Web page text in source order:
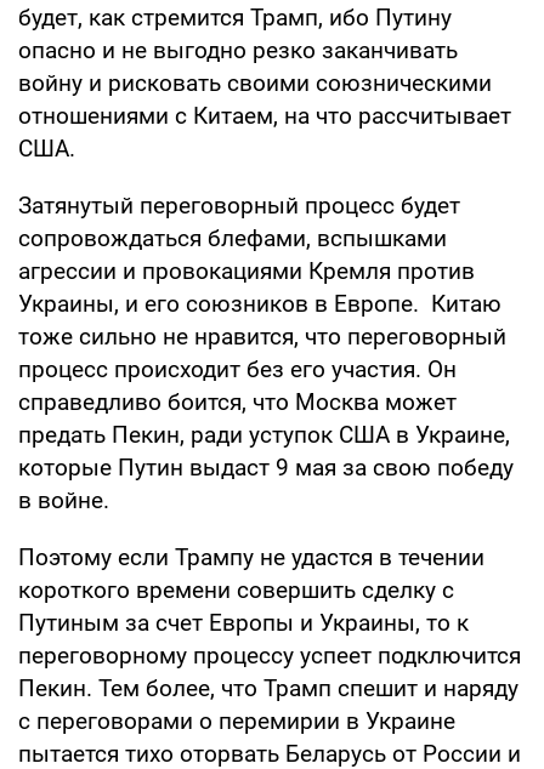
будет, как стремится Трамп, ибо Путину
опасно и не выгодно резко заканчивать
войну и рисковать своими союзническими
отношениями с Китаем, на что рассчитывает
США.
Затянутый переговорный процесс будет
сопровождаться блефами, вспышками
агрессии и провокациями Кремля против
Украины, и его союзников в Европе. Китаю
тоже сильно не нравится, что переговорный
процесс происходит без его участия. Он
справедливо боится, что Москва может
предать Пекин, ради уступок США в Украине,
которые Путин выдаст 9 мая за свою победу
в войне.
Поэтому если Трампу не удастся в течении
короткого времени совершить сделку с
Путиным за счет Европы и Украины, то к
переговорному процессу успеет подключится
Пекин. Тем более, что Трамп спешит и наряду
с переговорами о перемирии в Украине
пытается тихо оторвать Беларусь от России и